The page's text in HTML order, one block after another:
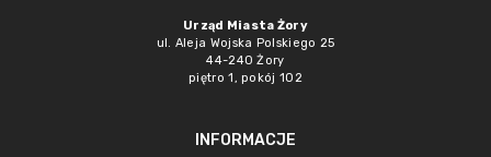
Urząd Miasta Żory
ul. Aleja Wojska Polskiego 25
44-240 Żory
piętro 1, pokój 102
INFORMACJE